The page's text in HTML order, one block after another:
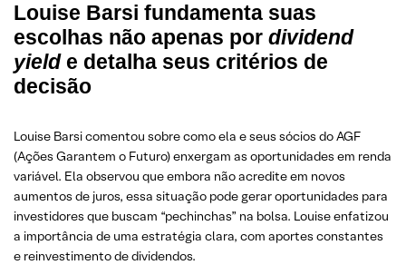
Louise Barsi fundamenta suas
escolhas não apenas por dividend
yield e detalha seus critérios de
decisão
Louise Barsi comentou sobre como ela e seus sócios do AGF
(Ações Garantem o Futuro) enxergam as oportunidades em renda
variável. Ela observou que embora não acredite em novos
aumentos de juros, essa situação pode gerar oportunidades para
investidores que buscam “pechinchas” na bolsa. Louise enfatizou
a importância de uma estratégia clara, com aportes constantes
e reinvestimento de dividendos.